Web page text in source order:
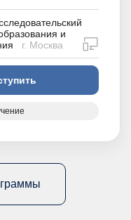
и
г. Москва